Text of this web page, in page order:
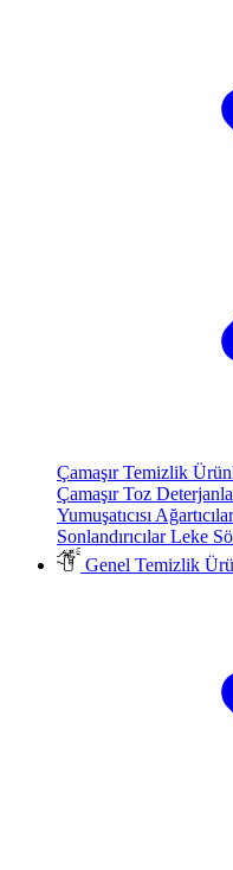
Çamaşır Temizlik
Çamaşır Toz
Yumuşatıcısı
SonlandırıcılarLeke
Genel Temizlik